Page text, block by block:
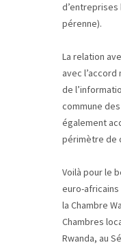
pérenne).
La relation
avec
de
commune
également
périmètre de
Voilà pour le
euro-africains
la Chambre
Chambres
Rwanda, au